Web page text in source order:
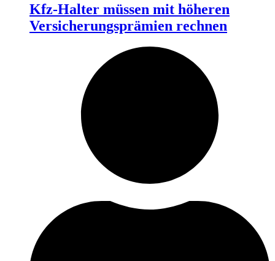
Kfz-Halter müssen mit höheren
Versicherungsprämien rechnen